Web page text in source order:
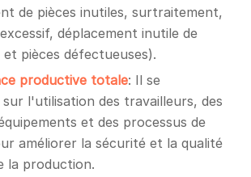
de pièces inutiles, surtraitement,
déplacement inutile de
et pièces défectueuses).
productive totale: Il se
l'utilisation des travailleurs, des
et des processus de
améliorer la sécurité et la qualité
la production.